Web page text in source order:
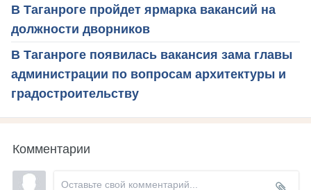
В Таганроге пройдет ярмарка вакансий на
должности дворников
В Таганроге появилась вакансия зама главы
администрации по вопросам архитектуры и
градостроительству
Комментарии